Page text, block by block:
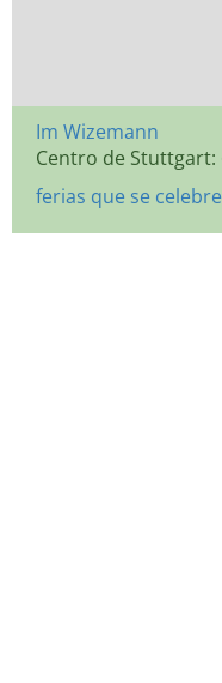
Im Wizemann
Centro de Stuttgart:
ferias que se